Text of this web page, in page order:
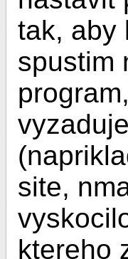
tak, aby
spustim
site,
ktereho